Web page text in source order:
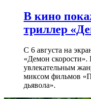
В кино
триллер
С 6 августа на
«Демон
увлекательным
миксом фильмов
дьявола».